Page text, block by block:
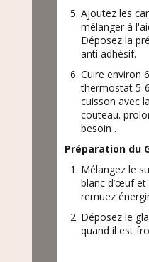
Ajoutez les
mélanger à
Déposez la
anti adhésif.
Cuire environ
thermostat 5-
cuisson avec
couteau.
besoin .
Préparation du
Mélangez le
blanc d’œuf
remuez
Déposez le
quand il est